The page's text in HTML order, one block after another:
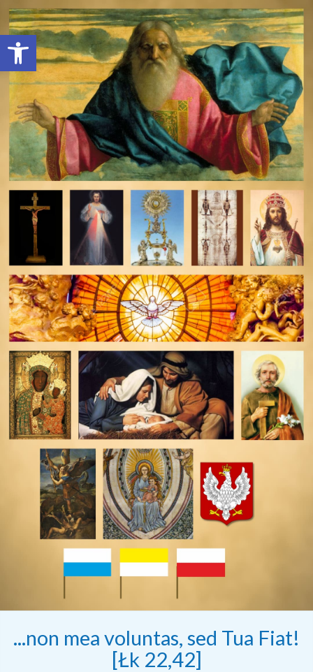
Open toolbar
deomeo-logo
Utwórz konto
Zaloguj
...non mea voluntas, sed Tua Fiat!
[Łk 22,42]